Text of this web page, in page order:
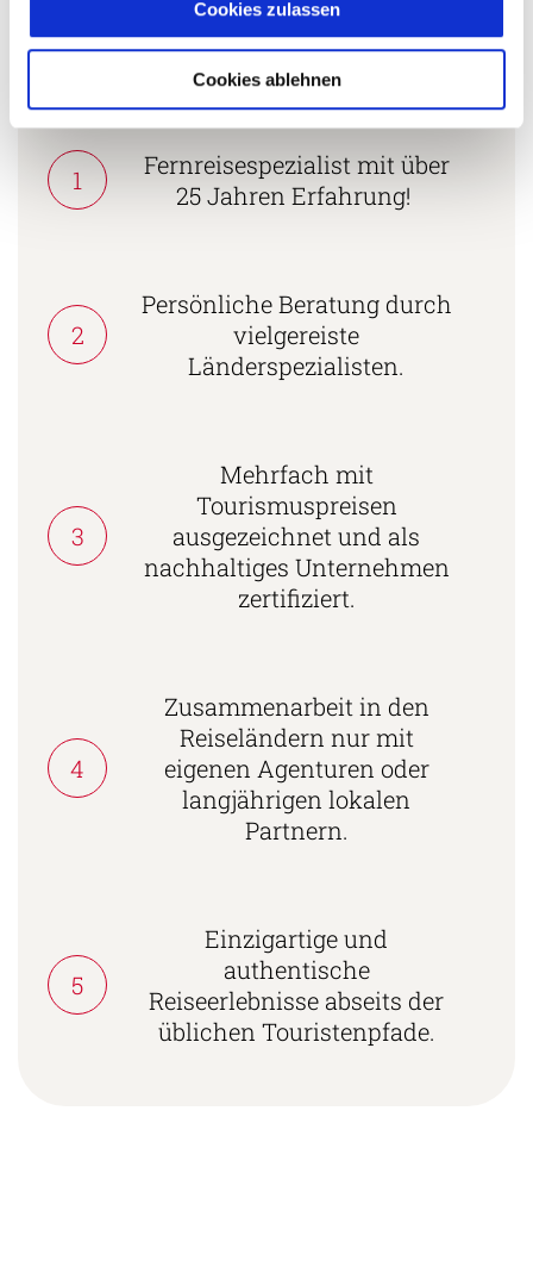
Cookies zulassen
Cookies ablehnen
5 Gründe warum Sie mit Ihrer Buchung bei uns
die richtige Entscheidung treffen:
1
Fernreisespezialist mit über
25 Jahren Erfahrung!
2
Persönliche Beratung durch
vielgereiste
Länderspezialisten.
3
Mehrfach mit
Tourismuspreisen
ausgezeichnet und als
nachhaltiges Unternehmen
zertifiziert.
4
Zusammenarbeit in den
Reiseländern nur mit
eigenen Agenturen oder
langjährigen lokalen
Partnern.
5
Einzigartige und
authentische
Reiseerlebnisse abseits der
üblichen Touristenpfade.